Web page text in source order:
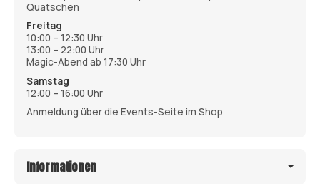
Quatschen
Freitag
10:00 – 12:30 Uhr
13:00 – 22:00 Uhr
Magic-Abend ab 17:30 Uhr
Samstag
12:00 – 16:00 Uhr
Anmeldung über die Events-Seite im Shop
Informationen